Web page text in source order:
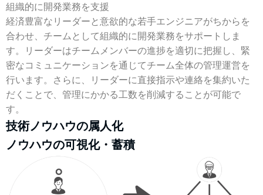
組織的に開発業務を支援
経済豊富なリーダーと意欲的な若手エンジニアがちからを
合わせ、チームとして組織的に開発業務をサポートしま
す。リーダーはチームメンバーの進捗を適切に把握し、緊
密なコミュニケーションを通じてチーム全体の管理運営を
行います。さらに、リーダーに直接指示や連絡を集約いた
だくことで、管理にかかる工数を削減することが可能で
す。
技術ノウハウの属人化
ノウハウの可視化・蓄積